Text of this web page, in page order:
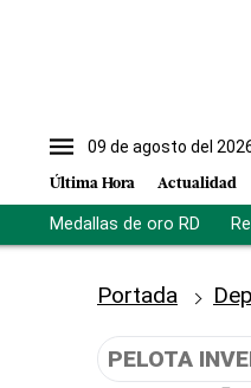
09 de agosto del
Última Hora Actualidad
Medallas de oro RD
Portada
PELOTA